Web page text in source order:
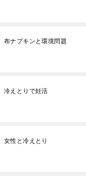
布ナプキンと環境問題
冷えとりで妊活
女性と冷えとり